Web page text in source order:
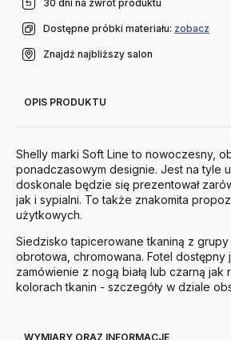
30 dni na zwrot produktu
Dostępne próbki materiału: zobacz
Znajdź najbliższy salon
OPIS PRODUKTU
Shelly marki Soft Line to nowoczesny,
ponadczasowym designie. Jest na tyle
doskonale będzie się prezentował
jak i sypialni. To także znakomita
użytkowych.
Siedzisko tapicerowane tkaniną z grupy
obrotowa, chromowana. Fotel dostępny
zamówienie z nogą białą lub czarną jak
kolorach tkanin - szczegóły w dziale
WYMIARY ORAZ INFORMACJE